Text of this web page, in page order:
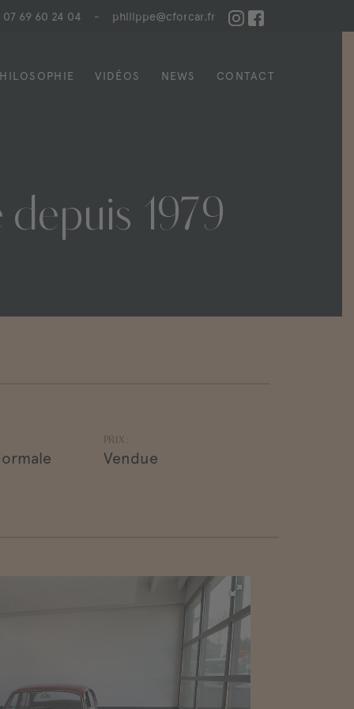
07 69 60 24 04 - philippe@cforcar.fr
VIDÉOS NEWS CONTACT
depuis 1979
PRIX :
Vendue